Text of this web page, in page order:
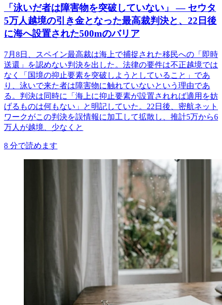
「泳いだ者は障害物を突破していない」 ― セウタ
5万人越境の引き金となった最高裁判決と、22日後
に海へ設置された500mのバリア
7月8日、スペイン最高裁は海上で捕捉された移民への「即時
送還」を認めない判決を出した。法律の要件は不正越境では
なく「国境の抑止要素を突破しようとしていること」であ
り、泳いで来た者は障害物に触れていないという理由であ
る。判決は同時に「海上に抑止要素が設置されれば適用を妨
げるものは何もない」と明記していた。22日後、密航ネット
ワークがこの判決を誤情報に加工して拡散し、推計5万から6
万人が越境、少なくと
8 分で読めます